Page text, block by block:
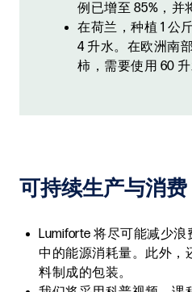
例已增至 85%，并
在荷兰，种植 1 公
4 升水。在欧洲南
柿，需要使用 60 升
可持续生产与消费
Lumiforte 将尽可能减少
中的能源消耗量。此外，
料制成的包装。